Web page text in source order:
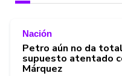
Nación
Petro aún no da
supuesto atentado
Márquez